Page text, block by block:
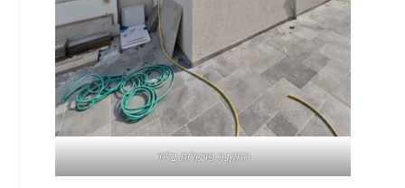
התקנהפרגולות בלוד